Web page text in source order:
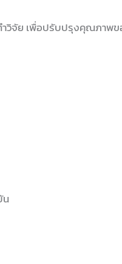
ำวิจัย เพื่อปรับปรุงคุณภาพ
น